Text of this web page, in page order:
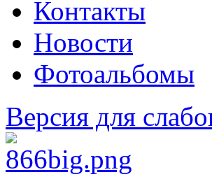
Контакты
Новости
Фотоальбомы
Версия для